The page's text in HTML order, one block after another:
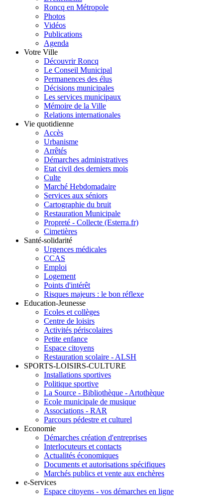
Roncq en Métropole
Photos
Vidéos
Publications
Agenda
Votre Ville
Découvrir Roncq
Le Conseil Municipal
Permanences des élus
Décisions municipales
Les services municipaux
Mémoire de la Ville
Relations internationales
Vie quotidienne
Accès
Urbanisme
Arrêtés
Démarches administratives
Etat civil des derniers mois
Culte
Marché Hebdomadaire
Services aux séniors
Cartographie du bruit
Restauration Municipale
Propreté - Collecte (Esterra.fr)
Cimetières
Santé-solidarité
Urgences médicales
CCAS
Emploi
Logement
Points d'intérêt
Risques majeurs : le bon réflexe
Education-Jeunesse
Ecoles et collèges
Centre de loisirs
Activités périscolaires
Petite enfance
Espace citoyens
Restauration scolaire - ALSH
SPORTS-LOISIRS-CULTURE
Installations sportives
Politique sportive
La Source - Bibliothèque - Artothèque
Ecole municipale de musique
Associations - RAR
Parcours pédestre et culturel
Economie
Démarches création d'entreprises
Interlocuteurs et contacts
Actualités économiques
Documents et autorisations spécifiques
Marchés publics et vente aux enchères
e-Services
Espace citoyens - vos démarches en ligne